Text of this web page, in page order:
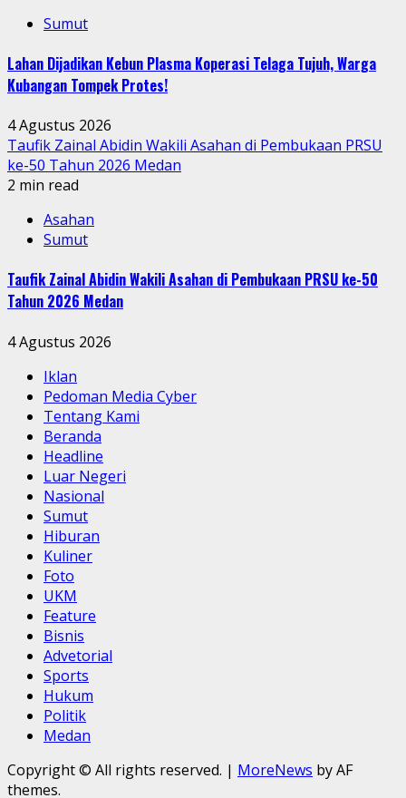
Sumut
Lahan Dijadikan Kebun Plasma Koperasi Telaga Tujuh, Warga
Kubangan Tompek Protes!
4 Agustus 2026
Taufik Zainal Abidin Wakili Asahan di Pembukaan PRSU
ke-50 Tahun 2026 Medan
2 min read
Asahan
Sumut
Taufik Zainal Abidin Wakili Asahan di Pembukaan PRSU ke-50
Tahun 2026 Medan
4 Agustus 2026
Iklan
Pedoman Media Cyber
Tentang Kami
Beranda
Headline
Luar Negeri
Nasional
Sumut
Hiburan
Kuliner
Foto
UKM
Feature
Bisnis
Advetorial
Sports
Hukum
Politik
Medan
Copyright © All rights reserved. | MoreNews by AF
themes.